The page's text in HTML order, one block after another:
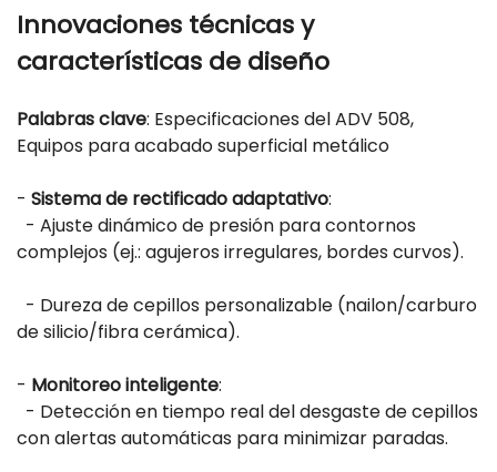
Innovaciones técnicas y
características de diseño
Palabras clave: Especificaciones del ADV 508,
Equipos para acabado superficial metálico
- Sistema de rectificado adaptativo:
- Ajuste dinámico de presión para contornos
complejos (ej.: agujeros irregulares, bordes curvos).
- Dureza de cepillos personalizable (nailon/carburo
de silicio/fibra cerámica).
- Monitoreo inteligente:
- Detección en tiempo real del desgaste de cepillos
con alertas automáticas para minimizar paradas.